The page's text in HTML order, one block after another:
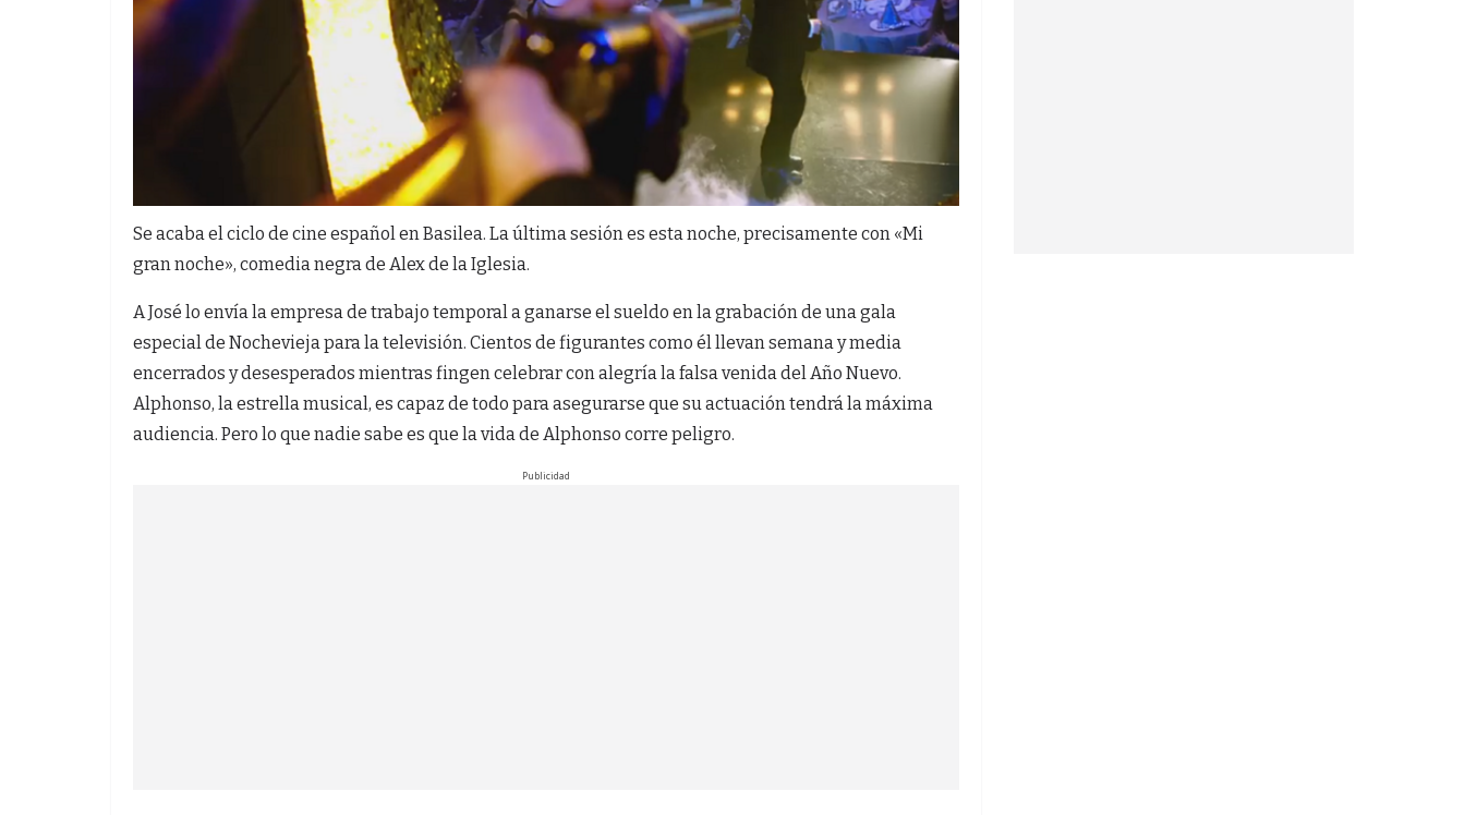
Se acaba el ciclo de cine español en Basilea. La última sesión es esta noche, precisamente con «Mi
gran noche», comedia negra de Alex de la Iglesia.
A José lo envía la empresa de trabajo temporal a ganarse el sueldo en la grabación de una gala
especial de Nochevieja para la televisión. Cientos de figurantes como él llevan semana y media
encerrados y desesperados mientras fingen celebrar con alegría la falsa venida del Año Nuevo.
Alphonso, la estrella musical, es capaz de todo para asegurarse que su actuación tendrá la máxima
audiencia. Pero lo que nadie sabe es que la vida de Alphonso corre peligro.
Publicidad